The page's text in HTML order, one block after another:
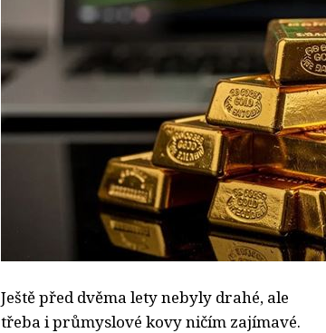
Ještě před dvěma lety nebyly drahé, ale
třeba i průmyslové kovy ničím zajímavé.